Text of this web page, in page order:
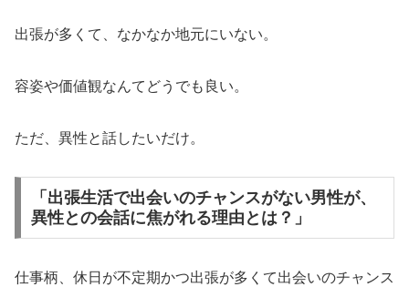
出張が多くて、なかなか地元にいない。
容姿や価値観なんてどうでも良い。
ただ、異性と話したいだけ。
「出張生活で出会いのチャンスがない男性が、
異性との会話に焦がれる理由とは？」
仕事柄、休日が不定期かつ出張が多くて出会いのチャンス